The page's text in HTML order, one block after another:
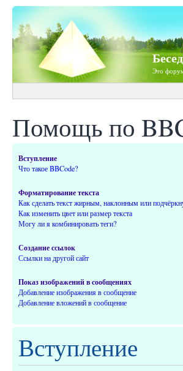
Это
Помощь по
Вступление
Что такое BBCode?
Форматирование текста
Как сделать текст жирным, наклонным или
Как изменить цвет или размер текста
Могу ли я комбинировать теги?
Создание ссылок
Ссылки на другой сайт
Показ изображений в сообщениях
Добавление изображения в сообщение
Добавление вложений в сообщение
Вступление